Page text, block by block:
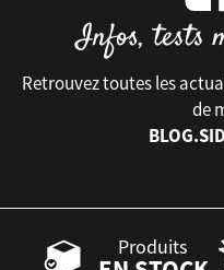
Retrouvez toutes les
de
Produits